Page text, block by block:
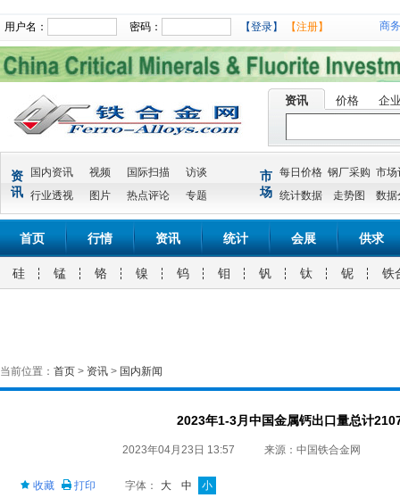
用户名： 密码： 【登录】 【注册】 商
资讯 价格 企
资
讯
国内资讯 视频 国际扫描
访谈
行业透视
图片 热点评论 专题
市
场
每日价格 钢厂采购 市场
统计数据
走势图 数据
首页 行情 资讯 统计 会展 供求
硅 锰 铬 镍 钨 钼 钒 钛 铌 铁
当前位置： 首页 > 资讯 > 国内新闻
2023年1-3月中国金属钙出口量总计
2023年04月23日 13:57 来源：中国铁合金网
收藏 打印 字体： 大 中
小